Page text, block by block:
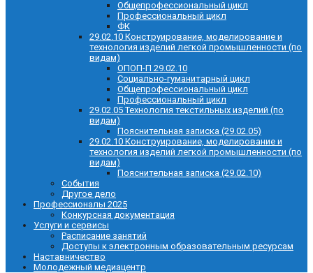
Общепрофессиональный цикл
Профессиональный цикл
ФК
29.02.10 Конструирование, моделирование и
технология изделий легкой промышленности (по
видам)
ОПОП-П 29.02.10
Социально-гуманитарный цикл
Общепрофессиональный цикл
Профессиональный цикл
29.02.05 Технология текстильных изделий (по
видам)
Пояснительная записка (29.02.05)
29.02.10 Конструирование, моделирование и
технология изделий легкой промышленности (по
видам)
Пояснительная записка (29.02.10)
События
Другое дело
Профессионалы 2025
Конкурсная документация
Услуги и сервисы
Расписание занятий
Доступы к электронным образовательным ресурсам
Наставничество
Молодежный медиацентр